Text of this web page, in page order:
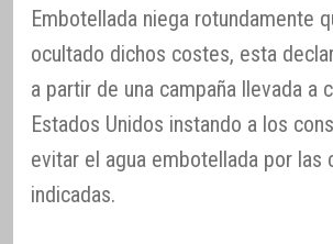
Embotellada niega rotundamente
ocultado dichos costes, esta
a partir de una campaña llevada a
Estados Unidos instando a los
evitar el agua embotellada por las
indicadas.